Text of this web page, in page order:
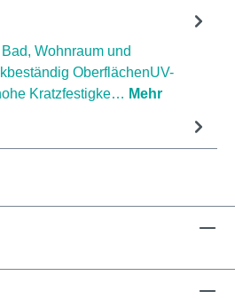
Wohnraum und
OberflächenUV-
Kratzfestigke… Mehr